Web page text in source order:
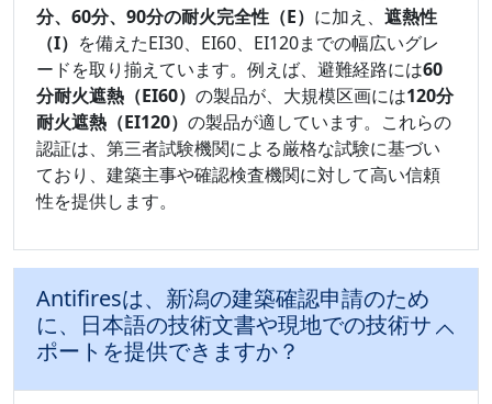
分、60分、90分の耐火完全性（E） に加え、 遮熱性
（I） を備えたEI30、EI60、EI120までの幅広いグレ
ードを取り揃えています。例えば、避難経路には60
分耐火遮熱（EI60） の製品が、大規模区画には120分
耐火遮熱（EI120） の製品が適しています。これらの
認証は、第三者試験機関による厳格な試験に基づい
ており、建築主事や確認検査機関に対して高い信頼
性を提供します。
Antifiresは、新潟の建築確認申請のため
に、日本語の技術文書や現地での技術サ
ポートを提供できますか？